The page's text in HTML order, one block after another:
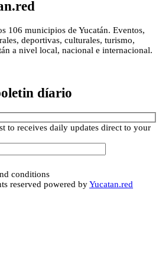
106 municipios de Yucatán. Eventos,
deportivas, culturales, turismo,
a nivel local, nacional e internacional.
díario
to receives daily updates direct to your
conditions
reserved powered byYucatan.red